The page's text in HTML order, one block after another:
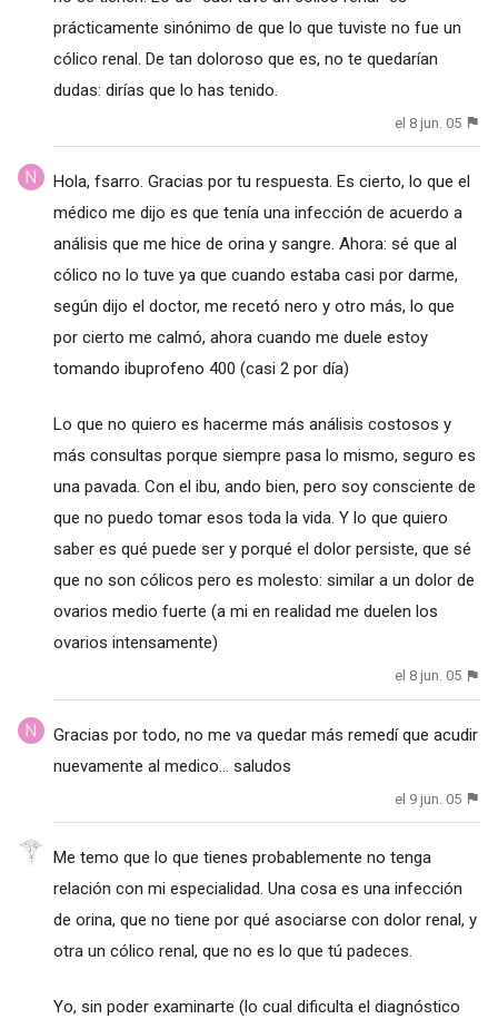
prácticamente sinónimo de que lo que tuviste no fue un
cólico renal. De tan doloroso que es, no te quedarían
dudas: dirías que lo has tenido.
el 8 jun. 05
Hola, fsarro. Gracias por tu respuesta. Es cierto, lo que el
médico me dijo es que tenía una infección de acuerdo a
análisis que me hice de orina y sangre. Ahora: sé que al
cólico no lo tuve ya que cuando estaba casi por darme,
según dijo el doctor, me recetó nero y otro más, lo que
por cierto me calmó, ahora cuando me duele estoy
tomando ibuprofeno 400 (casi 2 por día)
Lo que no quiero es hacerme más análisis costosos y
más consultas porque siempre pasa lo mismo, seguro es
una pavada. Con el ibu, ando bien, pero soy consciente de
que no puedo tomar esos toda la vida. Y lo que quiero
saber es qué puede ser y porqué el dolor persiste, que sé
que no son cólicos pero es molesto: similar a un dolor de
ovarios medio fuerte (a mi en realidad me duelen los
ovarios intensamente)
el 8 jun. 05
Gracias por todo, no me va quedar más remedí que acudir
nuevamente al medico... saludos
el 9 jun. 05
Me temo que lo que tienes probablemente no tenga
relación con mi especialidad. Una cosa es una infección
de orina, que no tiene por qué asociarse con dolor renal, y
otra un cólico renal, que no es lo que tú padeces.
Yo, sin poder examinarte (lo cual dificulta el diagnóstico